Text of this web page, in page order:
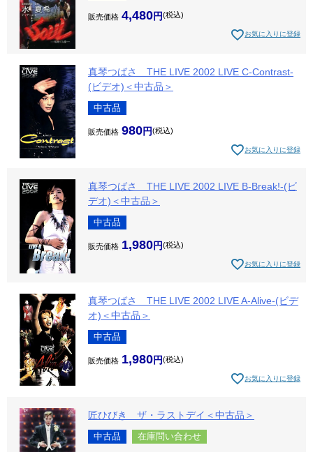
販売価格 4,480 税込
お気に入りに登録
真琴つばさ THE LIVE 2002 LIVE C-Contrast-
(ビデオ)＜中古品＞
中古品
販売価格 980 税込
お気に入りに登録
真琴つばさ THE LIVE 2002 LIVE B-Break!-(ビ
デオ)＜中古品＞
中古品
販売価格 1,980 税込
お気に入りに登録
真琴つばさ THE LIVE 2002 LIVE A-Alive-(ビデ
オ)＜中古品＞
中古品
販売価格 1,980 税込
お気に入りに登録
匠ひびき ザ・ラストデイ＜中古品＞
中古品 在庫問い合わせ